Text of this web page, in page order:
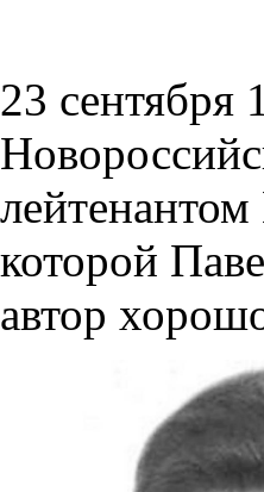
23 сентября
которой
автор